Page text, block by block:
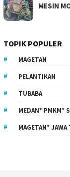
MESIN
TOPIK POPULER
MAGETAN
PELANTIKAN
TUBABA
MEDAN* PMKM*
MAGETAN*